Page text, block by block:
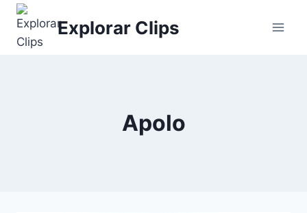
Saltar
contenido
Explorar Clips
Apolo